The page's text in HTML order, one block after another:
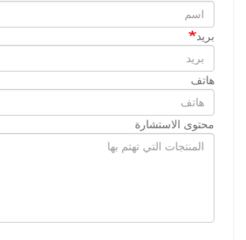
بريد
هاتف
محتوى الاستشارة